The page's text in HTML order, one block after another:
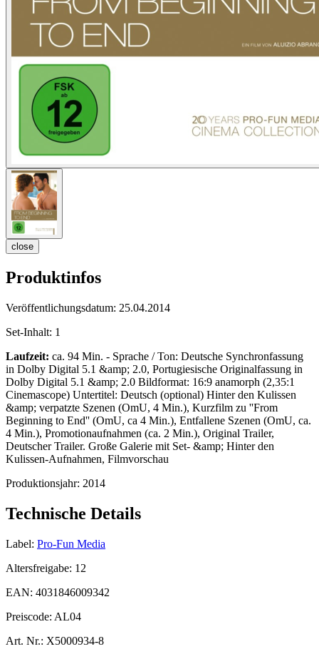
close
Produktinfos
Veröffentlichungsdatum: 25.04.2014
Set-Inhalt: 1
Laufzeit: ca. 94 Min. - Sprache / Ton: Deutsche Synchronfassung
in Dolby Digital 5.1 &amp; 2.0, Portugiesische Originalfassung in
Dolby Digital 5.1 &amp; 2.0 Bildformat: 16:9 anamorph (2,35:1
Cinemascope) Untertitel: Deutsch (optional) Hinter den Kulissen
&amp; verpatzte Szenen (OmU, 4 Min.), Kurzfilm zu ''From
Beginning to End'' (OmU, ca 4 Min.), Entfallene Szenen (OmU, ca.
4 Min.), Promotionaufnahmen (ca. 2 Min.), Original Trailer,
Deutscher Trailer. Große Galerie mit Set- &amp; Hinter den
Kulissen-Aufnahmen, Filmvorschau
Produktionsjahr: 2014
Technische Details
Label: Pro-Fun Media
Altersfreigabe: 12
EAN: 4031846009342
Preiscode: AL04
Art. Nr.: X5000934-8